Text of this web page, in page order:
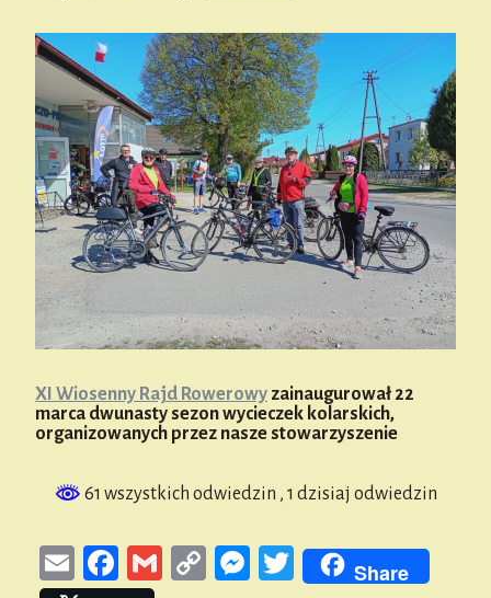
XI Wiosenny Rajd Rowerowy zainaugurował 22
marca dwunasty sezon wycieczek kolarskich,
organizowanych przez nasze stowarzyszenie
61 wszystkich odwiedzin , 1 dzisiaj odwiedzin
E
Fa
G
Co
M
T
Share